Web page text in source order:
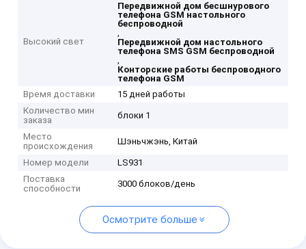
Высокий свет
Передвижной дом бесшнурового
телефона GSM настольного
беспроводной
,
Передвижной дом настольного
телефона SMS GSM беспроводной
,
Конторские работы беспроводного
телефона GSM
Время доставки
15 дней работы
Количество мин
заказа
блоки 1
Место
происхождения
Шэньчжэнь, Китай
Номер модели
LS931
Поставка
способности
3000 блоков/день
Осмотрите больше